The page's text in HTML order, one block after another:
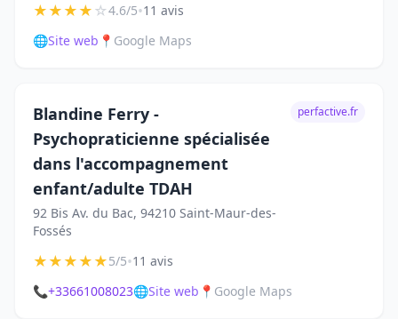
★★★★☆4.6/5•11 avis
🌐Site web 📍 Google Maps
Blandine Ferry -
Psychopraticienne spécialisée
dans l'accompagnement
enfant/adulte TDAH
92 Bis Av. du Bac, 94210 Saint-Maur-des-
Fossés
perfactive.fr
★★★★★5/5•11 avis
📞+33661008023🌐Site web 📍 Google Maps